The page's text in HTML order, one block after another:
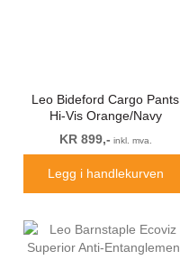
Leo Bideford Cargo Pants
Hi-Vis Orange/Navy
KR 899,- inkl. mva.
Legg i handlekurven